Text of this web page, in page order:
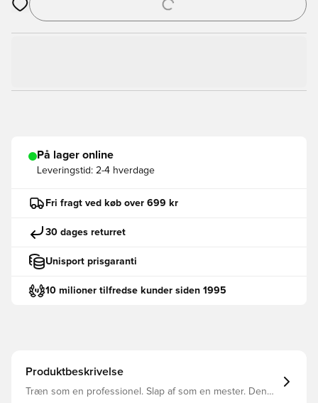
Åbner en Modal til at logge ind eller tilmelde dig som medlem
På lager online
Leveringstid: 2-4 hverdage
Fri fragt ved køb over 699 kr
30 dages returret
Unisport prisgaranti
10 milioner tilfredse kunder siden 1995
Produktbeskrivelse
Træn som en professionel. Slap af som en mester. Denne